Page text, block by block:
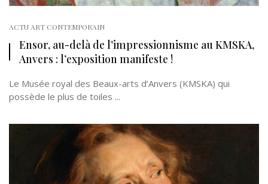
ACTU ART CONTEMPORAIN
Ensor, au-delà de l’impressionnisme au KMSKA,
Anvers : l’exposition manifeste !
Le Musée royal des Beaux-arts d’Anvers (KMSKA) qui
possède le plus de toiles ...